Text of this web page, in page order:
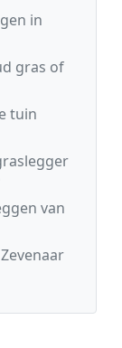
in
gras of
tuin
van